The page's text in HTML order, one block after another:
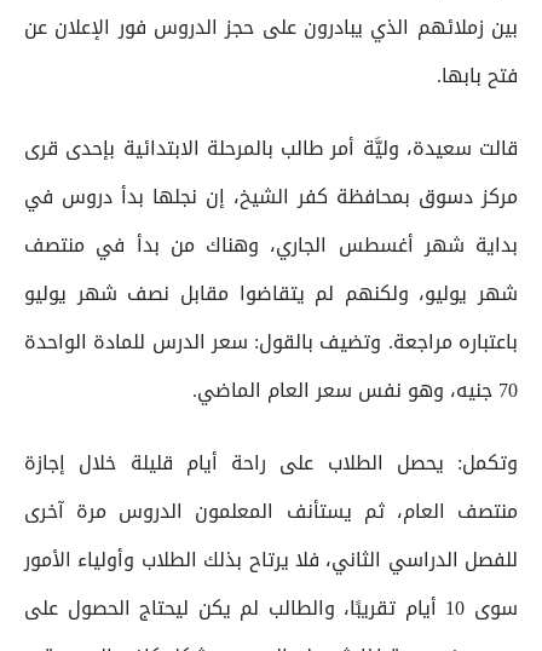
بين زملائهم الذي يبادرون على حجز الدروس فور الإعلان عن
فتح بابها.
قالت سعيدة، وليَّة أمر طالب بالمرحلة الابتدائية بإحدى قرى
مركز دسوق بمحافظة كفر الشيخ، إن نجلها بدأ دروس في
بداية شهر أغسطس الجاري، وهناك من بدأ في منتصف
شهر يوليو، ولكنهم لم يتقاضوا مقابل نصف شهر يوليو
باعتباره مراجعة. وتضيف بالقول: سعر الدرس للمادة الواحدة
70 جنيه، وهو نفس سعر العام الماضي.
وتكمل: يحصل الطلاب على راحة أيام قليلة خلال إجازة
منتصف العام، ثم يستأنف المعلمون الدروس مرة آخرى
للفصل الدراسي الثاني، فلا يرتاح بذلك الطلاب وأولياء الأمور
سوى 10 أيام تقريبًا، والطالب لم يكن ليحتاج الحصول على